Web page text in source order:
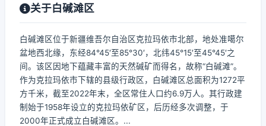
关于白碱滩区
白碱滩区位于新疆维吾尔自治区克拉玛依市北部，地处准噶尔
盆地西北缘，东经84°45′至85°30′，北纬45°15′至45°45′之
间。该区因地下蕴藏丰富的天然碱矿而得名，故称“白碱滩”。
作为克拉玛依市下辖的县级行政区，白碱滩区总面积为1272平
方千米，截至2022年末，全区常住人口约6.9万人。其行政建
制始于1958年设立的克拉玛依矿区，后历经多次调整，于
2000年正式成立白碱滩区。...